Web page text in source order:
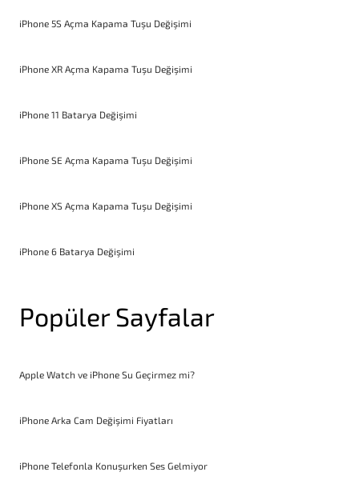
iPhone 5S Açma Kapama Tuşu Değişimi
iPhone XR Açma Kapama Tuşu Değişimi
iPhone 11 Batarya Değişimi
iPhone SE Açma Kapama Tuşu Değişimi
iPhone XS Açma Kapama Tuşu Değişimi
iPhone 6 Batarya Değişimi
Popüler Sayfalar
Apple Watch ve iPhone Su Geçirmez mi?
iPhone Arka Cam Değişimi Fiyatları
iPhone Telefonla Konuşurken Ses Gelmiyor